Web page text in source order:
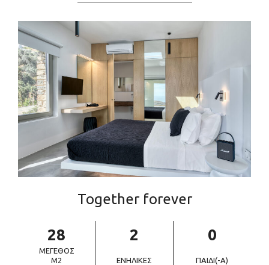
Together forever
28
ΜΈΓΕΘΟΣ
M2
2
ΕΝΉΛΙΚΕΣ
0
ΠΑΙΔΊ(-Ά)